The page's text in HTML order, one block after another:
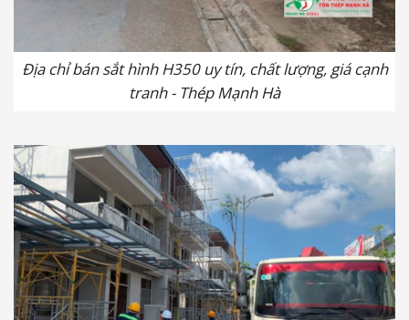
Địa chỉ bán sắt hình H350 uy tín, chất lượng, giá cạnh
tranh - Thép Mạnh Hà